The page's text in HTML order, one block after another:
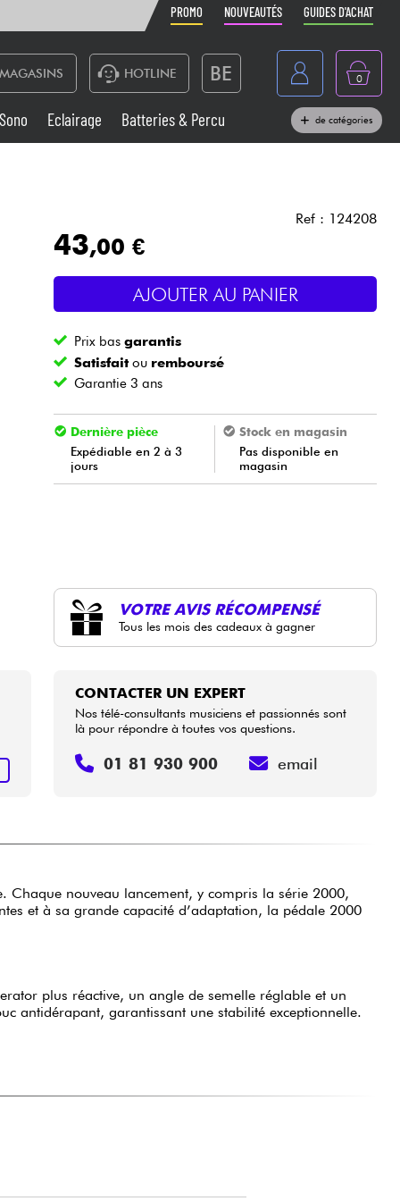
PROMO NOUVEAUTÉS GUIDES D'ACHAT
MAGASINS HOTLINE BE
België
Nederland
0
Sono
Vents
Câbles & Access.
Sono Eclairage
Batteries & Percu
de catégories
Ref : 124208
43,00 €
AJOUTER AU PANIER
Prix basgarantis
Satisfaitou remboursé
Garantie 3 ans
Dernière pièce
Expédiable en 2 à 3
jours
Stock en magasin
Pas disponible en
magasin
VOTRE AVIS RÉCOMPENSÉ
Tous les mois des cadeaux à gagner
CONTACTER UN EXPERT
Nos télé-consultants musiciens et passionnés sont
là pour répondre à toutes vos questions.
01 81 930 900 email
Chaque nouveau lancement, y compris la série 2000,
et à sa grande capacité d’adaptation, la pédale 2000
plus réactive, un angle de semelle réglable et un
antidérapant, garantissant une stabilité exceptionnelle.